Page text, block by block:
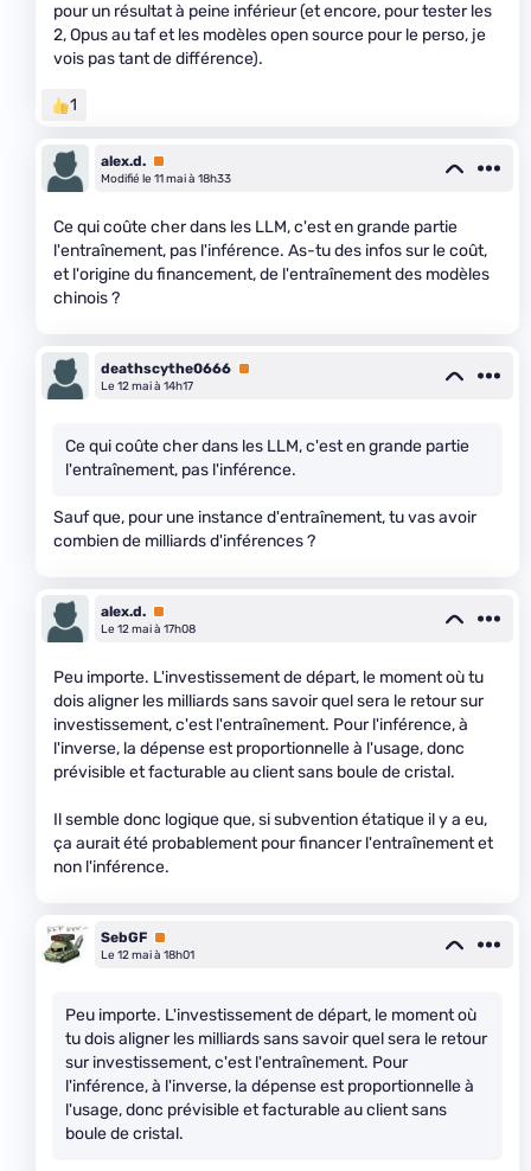
pour un résultat à peine inférieur (et encore, pour tester les
2, Opus au taf et les modèles open source pour le perso, je
vois pas tant de différence).
1
alex.d. Premium
Modifié le 11 mai à 18h33
Ce qui coûte cher dans les LLM, c'est en grande partie
l'entraînement, pas l'inférence. As-tu des infos sur le coût,
et l'origine du financement, de l'entraînement des modèles
chinois ?
deathscythe0666 Premium
Le 12 mai à 14h17
Ce qui coûte cher dans les LLM, c'est en grande partie
l'entraînement, pas l'inférence.
Sauf que, pour une instance d'entraînement, tu vas avoir
combien de milliards d'inférences ?
alex.d. Premium
Le 12 mai à 17h08
Peu importe. L'investissement de départ, le moment où tu
dois aligner les milliards sans savoir quel sera le retour sur
investissement, c'est l'entraînement. Pour l'inférence, à
l'inverse, la dépense est proportionnelle à l'usage, donc
prévisible et facturable au client sans boule de cristal.
Il semble donc logique que, si subvention étatique il y a eu,
ça aurait été probablement pour financer l'entraînement et
non l'inférence.
SebGF Premium
Le 12 mai à 18h01
Peu importe. L'investissement de départ, le moment où
tu dois aligner les milliards sans savoir quel sera le retour
sur investissement, c'est l'entraînement. Pour
l'inférence, à l'inverse, la dépense est proportionnelle à
l'usage, donc prévisible et facturable au client sans
boule de cristal.